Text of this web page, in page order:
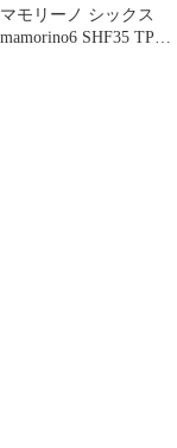
マモリーノ シックス
mamorino6 SHF35 TPU